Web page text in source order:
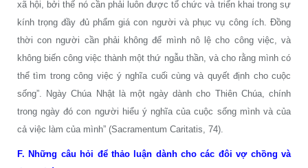
xã hội, bởi thế nó cần phải luôn được tổ chức và triển khai trong sự
kính trọng đầy đủ phẩm giá con người và phục vụ công ích. Đồng
thời con người cần phải không để mình nô lệ cho công việc, và
không biến công việc thành một thứ ngẫu thần, và cho rằng mình có
thể tìm trong công việc ý nghĩa cuối cùng và quyết định cho cuộc
sống”. Ngày Chúa Nhật là một ngày dành cho Thiên Chúa, chính
trong ngày đó con người hiểu ý nghĩa của cuộc sống mình và của
cả việc làm của mình” (Sacramentum Caritatis, 74).
F. Những câu hỏi để thảo luận dành cho các đôi vợ chồng và